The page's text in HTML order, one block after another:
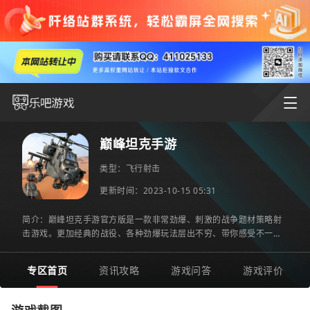
巅峰坦克手游
类型： 飞行射击
更新时间：2023-10-15 05:31
简介：巅峰坦克手游官方版是一款非常劲爆、刺激的战争题材策略射
击游戏。更加经典的战役、各种劲爆玩法层出不穷、带你感受不一样
专区首页 资讯攻略 游戏问答 游戏评价